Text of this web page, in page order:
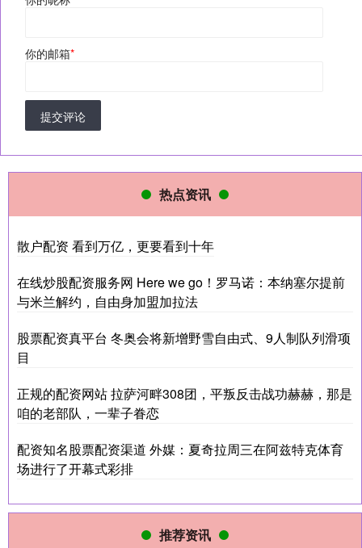
你的邮箱*
提交评论
热点资讯
散户配资 看到万亿，更要看到十年
在线炒股配资服务网 Here we go！罗马诺：本纳塞尔提前
与米兰解约，自由身加盟加拉法
股票配资真平台 冬奥会将新增野雪自由式、9人制队列滑项
目
正规的配资网站 拉萨河畔308团，平叛反击战功赫赫，那是
咱的老部队，一辈子眷恋
配资知名股票配资渠道 外媒：夏奇拉周三在阿兹特克体育
场进行了开幕式彩排
推荐资讯